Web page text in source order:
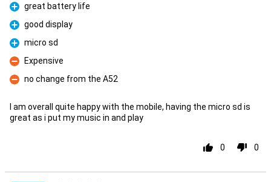
Pro
great battery life
Pro
good display
Pro
micro sd
Con
Expensive
Con
no change from the A52
I am overall quite happy with the mobile, having the micro sd is
great as i put my music in and play
0 0